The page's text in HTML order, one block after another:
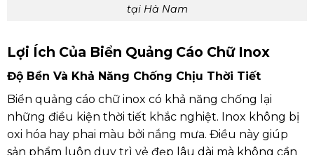
tại Hà Nam
Lợi Ích Của Biển Quảng Cáo Chữ Inox
Độ Bền Và Khả Năng Chống Chịu Thời Tiết
Biển quảng cáo chữ inox có khả năng chống lại
những điều kiện thời tiết khắc nghiệt. Inox không bị
oxi hóa hay phai màu bởi nắng mưa. Điều này giúp
sản phẩm luôn duy trì vẻ đẹp lâu dài mà không cần